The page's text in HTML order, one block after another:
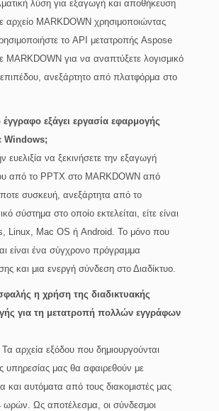
λύση για εξαγωγή και αποθήκευση
αρχείο MARKDOWN χρησιμοποιώντας
το API μετατροπής Aspose
MARKDOWN για να αναπτύξετε λογισμικό
ανεξάρτητο από πλατφόρμα στο
εξάγει εργασία εφαρμογής
Windows;
ευελιξία να ξεκινήσετε την εξαγωγή
από το PPTX στο MARKDOWN από
συσκευή, ανεξάρτητα από το
σύστημα στο οποίο εκτελείται, είτε είναι
Linux, Mac OS ή Android. Το μόνο που
είναι ένα σύγχρονο πρόγραμμα
και μια ενεργή σύνδεση στο Διαδίκτυο.
η χρήση της διαδικτυακής
για τη μετατροπή πολλών εγγράφων
αρχεία εξόδου που δημιουργούνται
υπηρεσίας μας θα αφαιρεθούν με
και αυτόματα από τους διακομιστές μας
ωρών. Ως αποτέλεσμα, οι σύνδεσμοι